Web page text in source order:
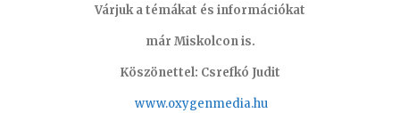
Várjuk a témákat és információkat
már Miskolcon is.
Köszönettel: Csrefkó Judit
www.oxygenmedia.hu